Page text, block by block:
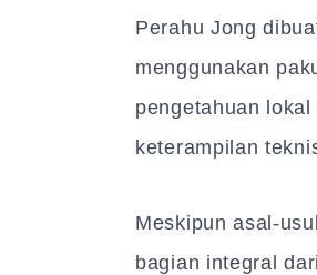
Perahu Jong
menggunakan
pengetahuan
keterampilan
Meskipun asal-
bagian integral